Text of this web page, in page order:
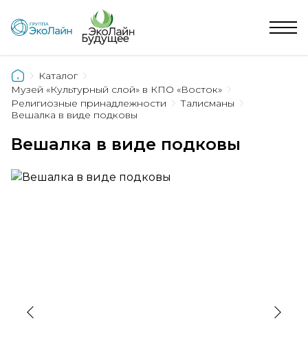
Каталог
Музей «Культурный слой» в КПО «Восток»
Религиозные принадлежности
Талисманы
Вешалка в виде подковы
Вешалка в виде подковы